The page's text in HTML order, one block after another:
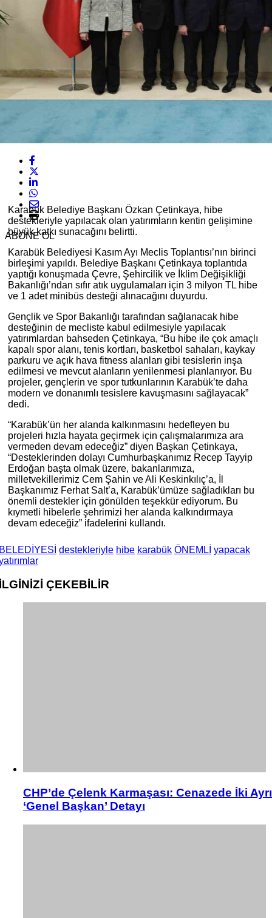
ABONE OL
Karabük Belediye Başkanı Özkan Çetinkaya, hibe
destekleriyle yapılacak olan yatırımların kentin gelişimine
büyük katkı sunacağını belirtti.
Karabük Belediyesi Kasım Ayı Meclis Toplantısı’nın birinci
birleşimi yapıldı. Belediye Başkanı Çetinkaya toplantıda
yaptığı konuşmada Çevre, Şehircilik ve İklim Değişikliği
Bakanlığı’ndan sıfır atık uygulamaları için 3 milyon TL hibe
ve 1 adet minibüs desteği alınacağını duyurdu.
Gençlik ve Spor Bakanlığı tarafından sağlanacak hibe
desteğinin de mecliste kabul edilmesiyle yapılacak
yatırımlardan bahseden Çetinkaya, “Bu hibe ile çok amaçlı
kapalı spor alanı, tenis kortları, basketbol sahaları, kaykay
parkuru ve açık hava fitness alanları gibi tesislerin inşa
edilmesi ve mevcut alanların yenilenmesi planlanıyor. Bu
projeler, gençlerin ve spor tutkunlarının Karabük’te daha
modern ve donanımlı tesislere kavuşmasını sağlayacak”
dedi.
“Karabük’ün her alanda kalkınmasını hedefleyen bu
projeleri hızla hayata geçirmek için çalışmalarımıza ara
vermeden devam edeceğiz” diyen Başkan Çetinkaya,
“Desteklerinden dolayı Cumhurbaşkanımız Recep Tayyip
Erdoğan başta olmak üzere, bakanlarımıza,
milletvekillerimiz Cem Şahin ve Ali Keskinkılıç’a, İl
Başkanımız Ferhat Salt’a, Karabük’ümüze sağladıkları bu
önemli destekler için gönülden teşekkür ediyorum. Bu
kıymetli hibelerle şehrimizi her alanda kalkındırmaya
devam edeceğiz” ifadelerini kullandı.
destekleriyle hibe karabük ÖNEMLİ yapacak
ÇEKEBİLİR
CHP’de Çelenk Karmaşası: Cenazede İki Ayrı
‘Genel Başkan’ Detayı